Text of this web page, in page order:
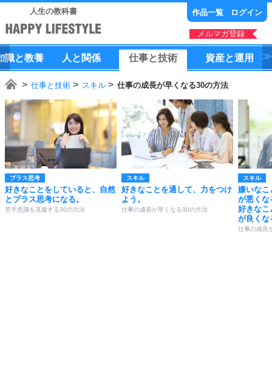
人生の教科書 作品一覧 ログイン
メルマガ登録
識と教養 人 と 関係 仕事と技術 資産と運用
仕事と技術 スキル 仕事の成長が早くなる30の方法
プラス思考
好きなことをしていると、自然
とプラス思考になる。
苦手意識を克服する30の方法
スキル
好きなことを通して、力をつけ
よう。
仕事の成長が早くなる30の方法
スキル
嫌いなこ
が悪くな
好きなこ
が良くな
仕事の成長